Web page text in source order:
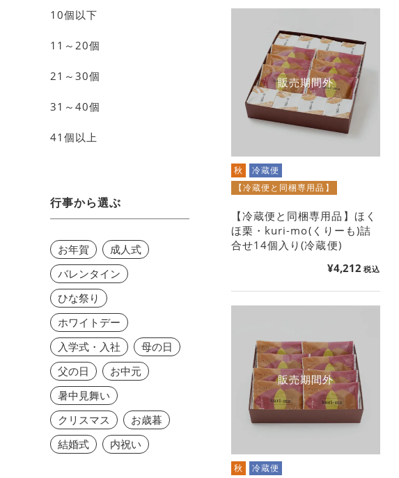
販売期間外
秋
冷蔵便
【冷蔵便と同梱専用品】
【冷蔵便と同梱専用品】ほく
ほ栗・kuri-mo(くりーも)詰
合せ14個入り(冷蔵便)
¥4,212 税込
販売期間外
秋
冷蔵便
10個以下
11～20個
21～30個
31～40個
41個以上
行事から選ぶ
お年賀
成人式
バレンタイン
ひな祭り
ホワイトデー
入学式・入社
母の日
父の日
お中元
暑中見舞い
クリスマス
お歳暮
結婚式
内祝い